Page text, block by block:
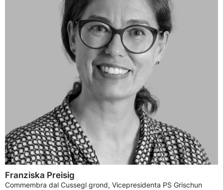
Franziska Preisig
Commembra dal Cussegl grond, Vicepresidenta PS Grischun